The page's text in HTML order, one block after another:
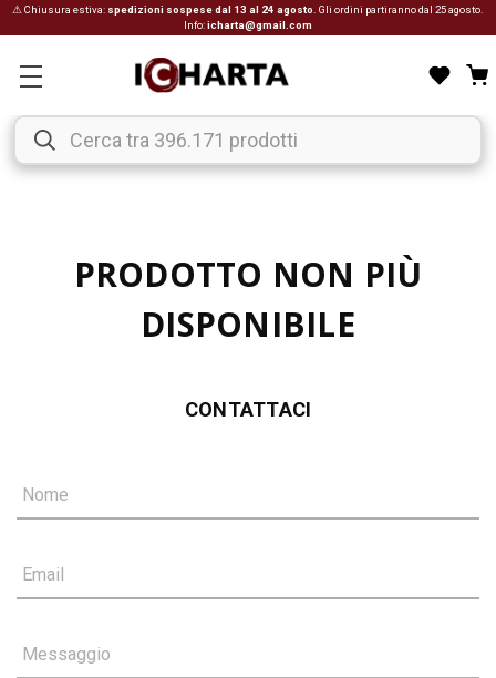
⚠ Chiusura estiva: spedizioni sospese dal 13 al 24 agosto . Gli ordini partiranno dal 25 agosto.
Info:icharta@gmail.com
PRODOTTO NON PIÙ
DISPONIBILE
CONTATTACI
Nome
Email
Messaggio